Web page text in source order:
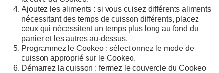
Ajoutez les aliments : si vous cuisez différents aliments
nécessitant des temps de cuisson différents, placez
ceux qui nécessitent un temps plus long au fond du
panier et les autres au-dessus.
Programmez le Cookeo : sélectionnez le mode de
cuisson approprié sur le Cookeo.
Démarrez la cuisson : fermez le couvercle du Cookeo